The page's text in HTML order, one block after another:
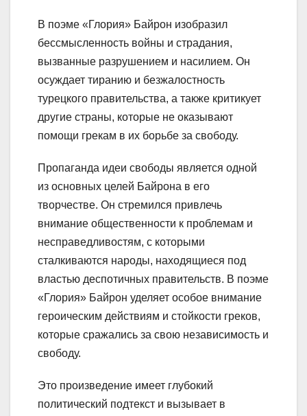
В поэме «Глория» Байрон изобразил
бессмысленность войны и страдания,
вызванные разрушением и насилием. Он
осуждает тиранию и безжалостность
турецкого правительства, а также критикует
другие страны, которые не оказывают
помощи грекам в их борьбе за свободу.
Пропаганда идеи свободы является одной
из основных целей Байрона в его
творчестве. Он стремился привлечь
внимание общественности к проблемам и
несправедливостям, с которыми
сталкиваются народы, находящиеся под
властью деспотичных правительств. В поэме
«Глория» Байрон уделяет особое внимание
героическим действиям и стойкости греков,
которые сражались за свою независимость и
свободу.
Это произведение имеет глубокий
политический подтекст и вызывает в